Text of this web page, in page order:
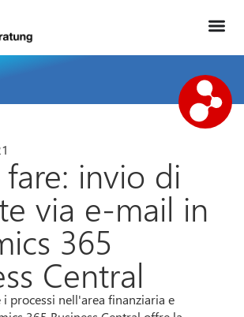
invio di
via e-mail in
365
Central
i processi nell'area finanziaria e